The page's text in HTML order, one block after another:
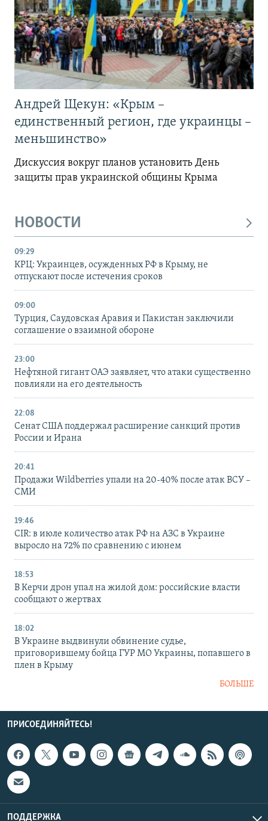
Андрей Щекун: «Крым –
единственный регион, где украинцы –
меньшинство»
Дискуссия вокруг планов установить День
защиты прав украинской общины Крыма
НОВОСТИ
09:29
КРЦ: Украинцев, осужденных РФ в Крыму, не
отпускают после истечения сроков
09:00
Турция, Саудовская Аравия и Пакистан заключили
соглашение о взаимной обороне
23:00
Нефтяной гигант ОАЭ заявляет, что атаки существенно
повлияли на его деятельность
22:08
Сенат США поддержал расширение санкций против
России и Ирана
20:41
Продажи Wildberries упали на 20-40% после атак ВСУ –
СМИ
19:46
CIR: в июле количество атак РФ на АЗС в Украине
выросло на 72% по сравнению с июнем
18:53
В Керчи дрон упал на жилой дом: российские власти
сообщают о жертвах
18:02
В Украине выдвинули обвинение судье,
приговорившему бойца ГУР МО Украины, попавшего в
плен в Крыму
БОЛЬШЕ
ПРИСОЕДИНЯЙТЕСЬ!
ПОДДЕРЖКА